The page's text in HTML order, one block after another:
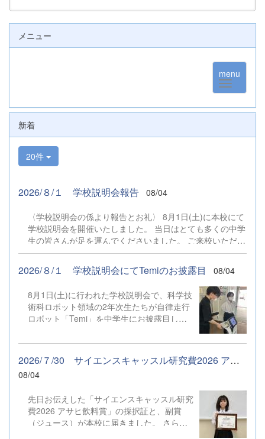
メニュー
menu
新着
20件
2026/８/１ 学校説明会報告 08/04
〈学校説明会の係より報告とお礼〉 8月1日(土)に本校にて
学校説明会を開催いたしました。 当日はとても多くの中学
生の皆さんが足を運んでくださいました。 ご来校いただい
た皆様、本当にありがとうございました。 今回の説明会で
は、本校の生徒たちが主体となって説明や誘導・案内を行
い、中学生の皆さんに頼もしく寄り添ってくれました。中
学生の皆さんは、説明のパートでは真剣な表情で耳を傾け
てくださり、体験コーナーではとても楽しそうに取り組ん
でくださいました。 「自分の好きを極めたい！」「探究活
動を楽しみたい！」という中学生の皆さん、ぜひ私たちと
一緒に学びを深めていきましょう！皆さんのご入学を心よ
りお待ちしています。
2026/８/１ 学校説明会にてTemiのお披露目 08/04
8月1日(土)に行われた学校説明会で、科学技
術科ロボット領域の2年次生たちが自律走行
ロボット「Temi」を中学生にお披露目しま
案内ロボット」です。 説明会では Temi の
実演だけでなく、「学校案内ロボットがある
学校についてどう思うか」というアンケート
調査も実施しました。 当日はたくさんの中
く、アンケートにも熱心に協力してくれまし
た。 「こんな機能があったら嬉しい」「案
内ロボットがいる学校は楽しそう！」といっ
2026/７/30 サイエンスキャッスル研究費2026 アサヒ飲料賞メンタ...
08/04
先日お伝えした「サイエンスキャッスル研究
費2026 アサヒ飲料賞」の採択証と、副賞
（ジュース）が本校に届きました。 さらに